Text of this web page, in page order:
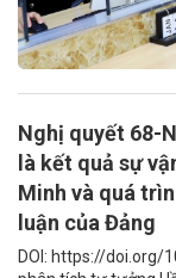
Nghị quyết 68-
là kết quả sự
Minh và quá
luận của Đảng
DOI: https://doi.org/